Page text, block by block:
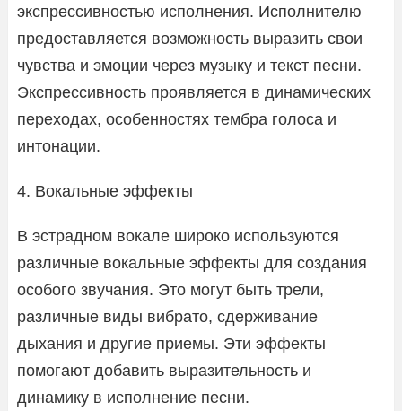
экспрессивностью исполнения. Исполнителю
предоставляется возможность выразить свои
чувства и эмоции через музыку и текст песни.
Экспрессивность проявляется в динамических
переходах, особенностях тембра голоса и
интонации.
4. Вокальные эффекты
В эстрадном вокале широко используются
различные вокальные эффекты для создания
особого звучания. Это могут быть трели,
различные виды вибрато, сдерживание
дыхания и другие приемы. Эти эффекты
помогают добавить выразительность и
динамику в исполнение песни.